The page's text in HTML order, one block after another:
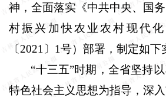
神，全面落实《中共中央、国
村振兴加快农业农村现代
〔2021 〕 1号）部署，制定如下
“十三五”时期，全省坚持
特色社会主义思想为指导，深